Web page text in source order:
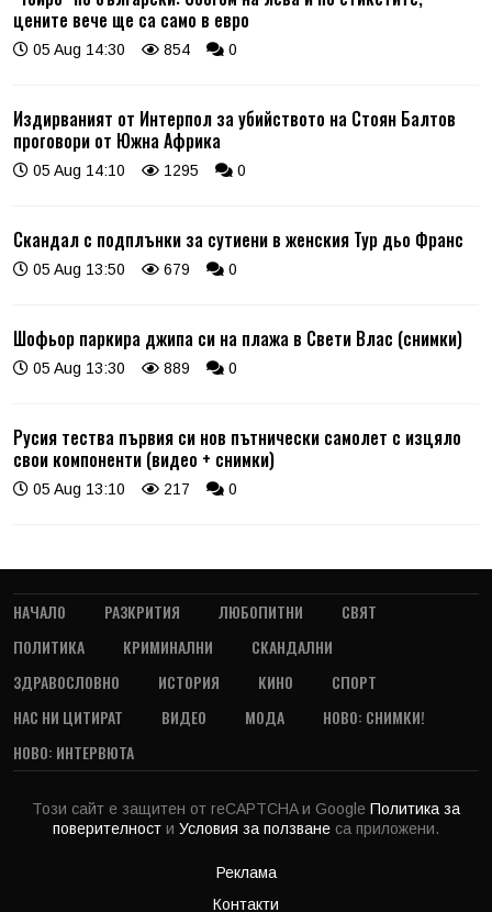
цените вече ще са само в евро
05 Aug 14:30 854 0
Издирваният от Интерпол за убийството на Стоян Балтов
проговори от Южна Африка
05 Aug 14:10 1295 0
Скандал с подплънки за сутиени в женския Тур дьо Франс
05 Aug 13:50 679 0
Шофьор паркира джипа си на плажа в Свети Влас (снимки)
05 Aug 13:30 889 0
Русия тества първия си нов пътнически самолет с изцяло
свои компоненти (видео + снимки)
05 Aug 13:10 217 0
НАЧАЛО РАЗКРИТИЯ ЛЮБОПИТНИ
СВЯТ
ПОЛИТИКА
КРИМИНАЛНИ
СКАНДАЛНИ
ЗДРАВОСЛОВНО
ИСТОРИЯ КИНО
СПОРТ
НАС НИ ЦИТИРАТ
ВИДЕО МОДА
НОВО: СНИМКИ!
НОВО: ИНТЕРВЮТА
Този сайт е защитен от reCAPTCHA и Google Политика за
поверителност и Условия за ползване са приложени.
Реклама
Контакти